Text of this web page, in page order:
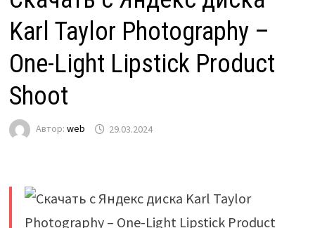
Karl Taylor Photography –
One-Light Lipstick Product
Shoot
Автор: web 29.03.2024